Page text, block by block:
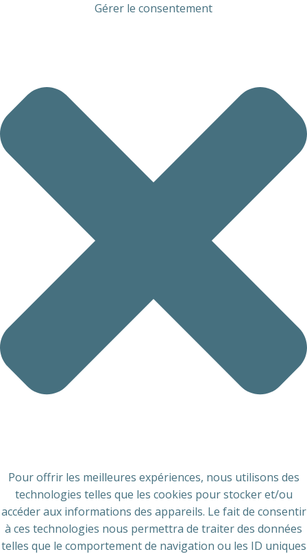
Gérer le consentement
Pour offrir les meilleures expériences, nous utilisons des
technologies telles que les cookies pour stocker et/ou
accéder aux informations des appareils. Le fait de consentir
à ces technologies nous permettra de traiter des données
telles que le comportement de navigation ou les ID uniques